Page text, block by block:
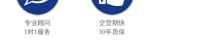
专业顾问
1对1服务
交货期快
30年质保